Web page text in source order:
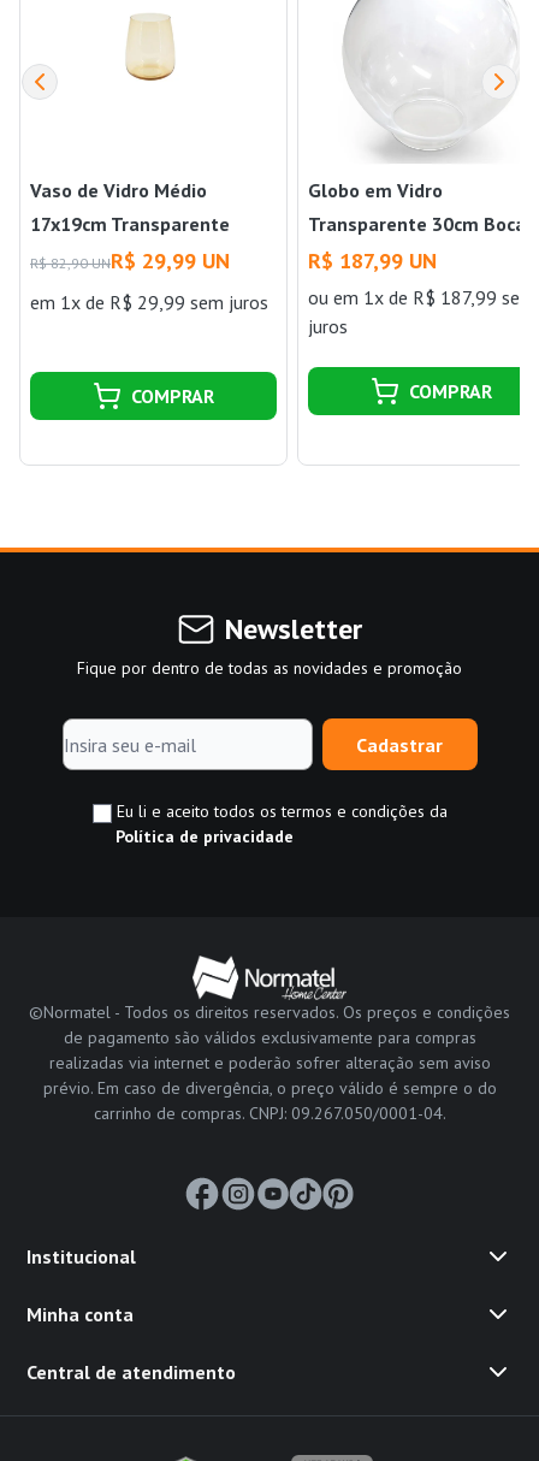
Vaso de Vidro Médio
17x19cm Transparente
Angra Ts Brasil
R$ 82,90 UNR$ 29,99 UN
em 1x de R$ 29,99 sem juros
COMPRAR
Globo em Vidro
Transparente 30cm Boca
- Blumenau
R$ 187,99 UN
ouem 1x de R$ 187,99 sem
juros
COMPRAR
Newsletter
Fique por dentro de todas as novidades e promoção
Cadastrar
Eu li e aceito todos os termos e condições da
Política de privacidade
©Normatel - Todos os direitos reservados. Os preços e condições
de pagamento são válidos exclusivamente para compras
realizadas via internet e poderão sofrer alteração sem aviso
prévio. Em caso de divergência, o preço válido é sempre o do
carrinho de compras. CNPJ: 09.267.050/0001-04.
Institucional
Minha conta
Central de atendimento